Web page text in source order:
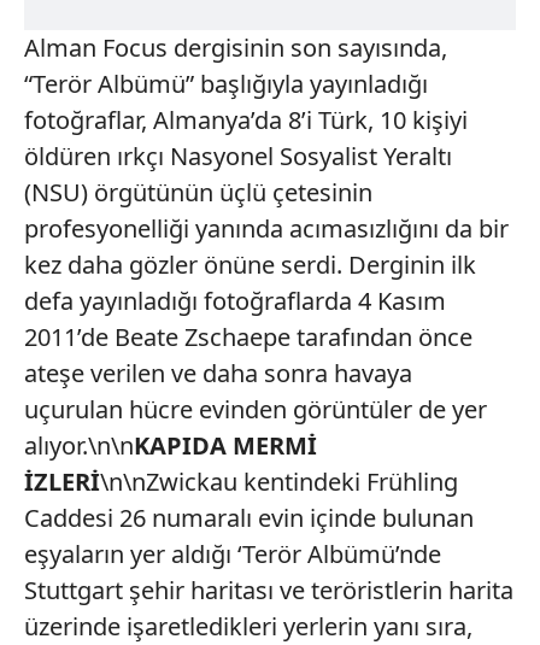
Alman Focus dergisinin son sayısında,
“Terör Albümü” başlığıyla yayınladığı
fotoğraflar, Almanya’da 8’i Türk, 10 kişiyi
öldüren ırkçı Nasyonel Sosyalist Yeraltı
(NSU) örgütünün üçlü çetesinin
profesyonelliği yanında acımasızlığını da bir
kez daha gözler önüne serdi. Derginin ilk
defa yayınladığı fotoğraflarda 4 Kasım
2011’de Beate Zschaepe tarafından önce
ateşe verilen ve daha sonra havaya
uçurulan hücre evinden görüntüler de yer
alıyor.\n\nKAPIDA MERMİ
İZLERİ\n\nZwickau kentindeki Frühling
Caddesi 26 numaralı evin içinde bulunan
eşyaların yer aldığı ‘Terör Albümü’nde
Stuttgart şehir haritası ve teröristlerin harita
üzerinde işaretledikleri yerlerin yanı sıra,